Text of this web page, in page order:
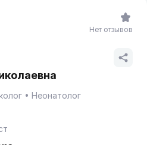
Неонатолог
Нет отзывов